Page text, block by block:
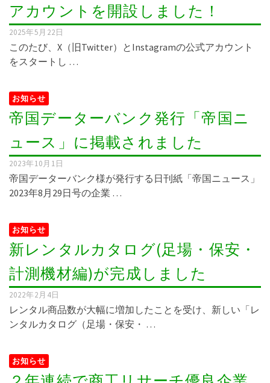
アカウントを開設しました！
2025年5月22日
このたび、X（旧Twitter）とInstagramの公式アカウント
をスタートし …
お知らせ
帝国データーバンク発行「帝国ニ
ュース」に掲載されました
2023年10月1日
帝国データーバンク様が発行する日刊紙「帝国ニュース」
2023年8月29日号の企業 …
お知らせ
新レンタルカタログ(足場・保安・
計測機材編)が完成しました
2022年2月4日
レンタル商品数が大幅に増加したことを受け、新しい「レ
ンタルカタログ（足場・保安・ …
お知らせ